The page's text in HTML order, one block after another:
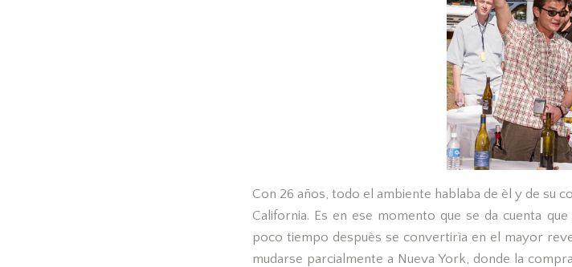
Con 26 años, todo el ambiente hablaba de èl y de su
California. Es en ese momento que se da cuenta
poco tiempo despuès se convertirìa en el mayor
mudarse parcialmente a Nueva York, donde la